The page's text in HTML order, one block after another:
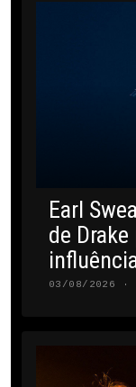
Earl
de
03/08/2026 ·